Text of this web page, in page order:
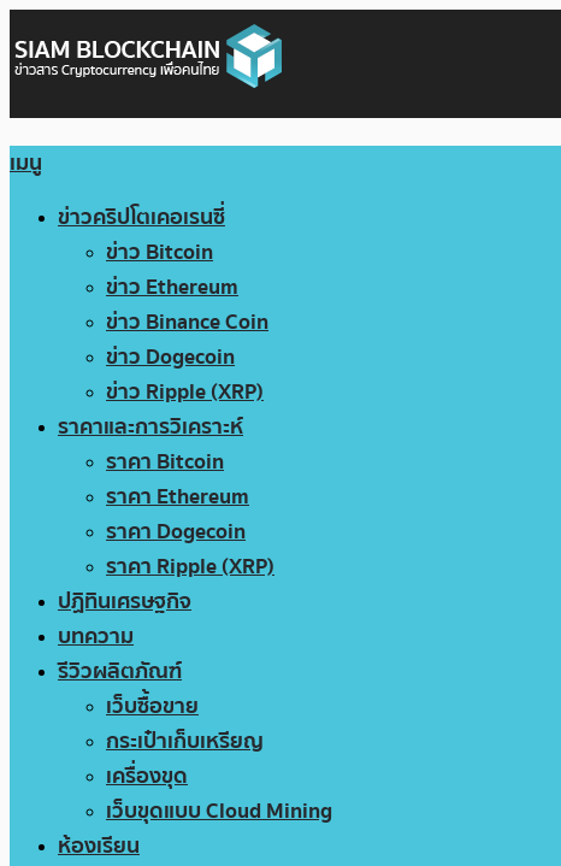
เมนู
ข่าวคริปโตเคอเรนซี่
ข่าว Bitcoin
ข่าว Ethereum
ข่าว Binance Coin
ข่าว Dogecoin
ข่าว Ripple (XRP)
ราคาและการวิเคราะห์
ราคา Bitcoin
ราคา Ethereum
ราคา Dogecoin
ราคา Ripple (XRP)
ปฏิทินเศรษฐกิจ
บทความ
รีวิวผลิตภัณฑ์
เว็บซื้อขาย
กระเป๋าเก็บเหรียญ
เครื่องขุด
เว็บขุดแบบ Cloud Mining
ห้องเรียน